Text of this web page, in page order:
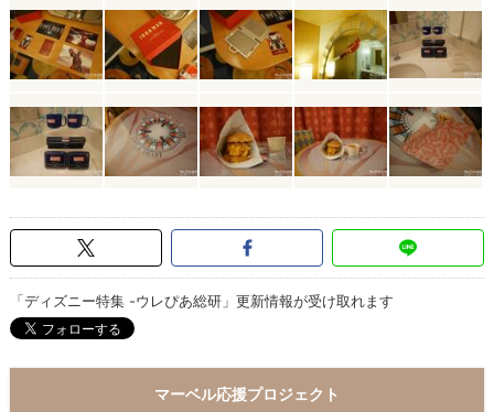
「ディズニー特集 -ウレぴあ総研」更新情報が受け取れます
マーベル応援プロジェクト